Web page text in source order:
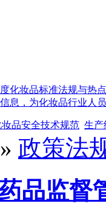
度化妆品标准法规与热
息，为化妆品行业人
妆品安全技术规范 生产
» 政策法
品监督